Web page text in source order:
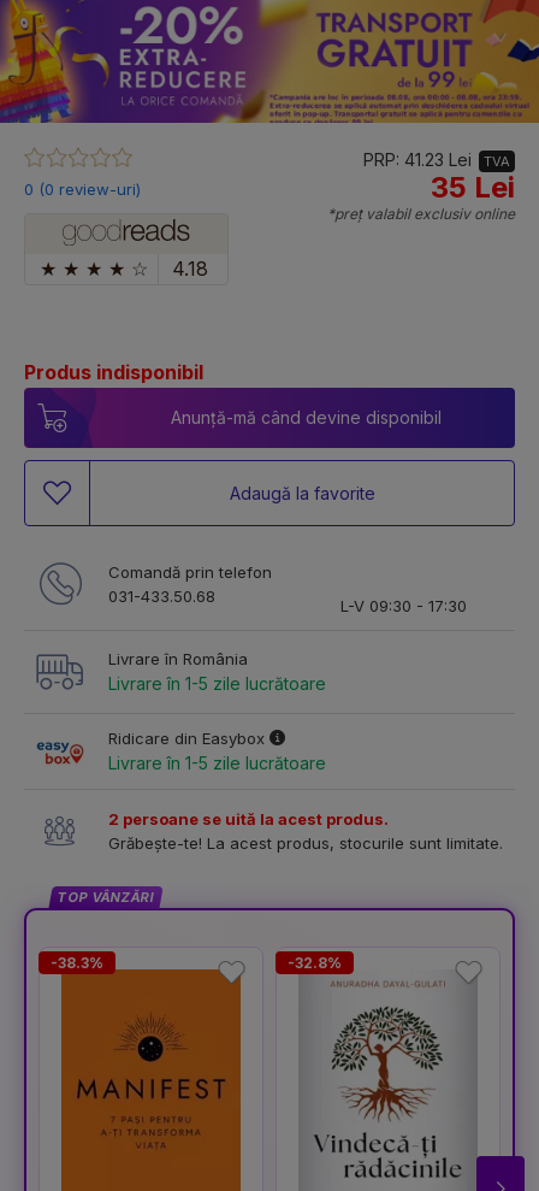
0 (0 review-uri)
★ ★ ★ ★ ☆ 4.18
PRP: 41.23 Lei TVA
35 Lei
*preț valabil exclusiv online
Produs indisponibil
Anunță-mă când devine disponibil
Adaugă la favorite
Comandă prin telefon
031-433.50.68
L-V 09:30 - 17:30
Livrare în România
Livrare în 1-5 zile lucrătoare
Ridicare din Easybox
Livrare în 1-5 zile lucrătoare
2 persoane se uită la acest produs.
Grăbește-te! La acest produs, stocurile sunt limitate.
TOP VÂNZĂRI
-38.3% -32.8%